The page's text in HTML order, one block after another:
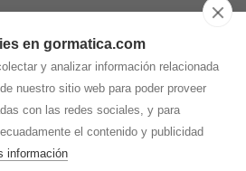
en gormatica.com
y analizar información relacionada
nuestro sitio web para poder proveer
con las redes sociales, y para
el contenido y publicidad
información